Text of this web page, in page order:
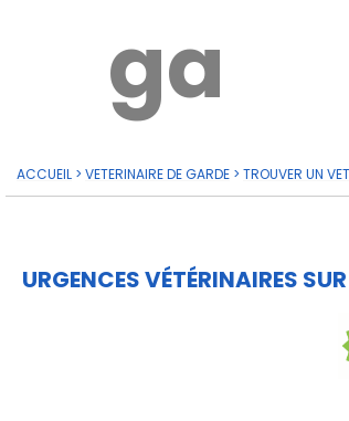
ACCUEIL > VETERINAIRE DE GARDE > TROUVER UN
URGENCES VÉTÉRINAIRES